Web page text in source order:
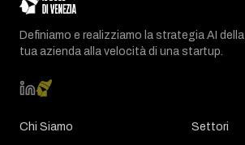
Definiamo e realizziamo la strategia AI della
tua azienda alla velocità di una startup.
Chi Siamo Settori